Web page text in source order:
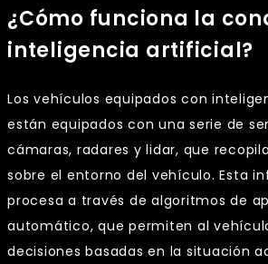
¿Cómo funciona la
inteligencia artificial?
Los vehículos equipados con
están equipados con una serie de
cámaras, radares y lidar, que
sobre el entorno del vehículo. Esta
procesa a través de algoritmos de
automático, que permiten al
decisiones basadas en la situación